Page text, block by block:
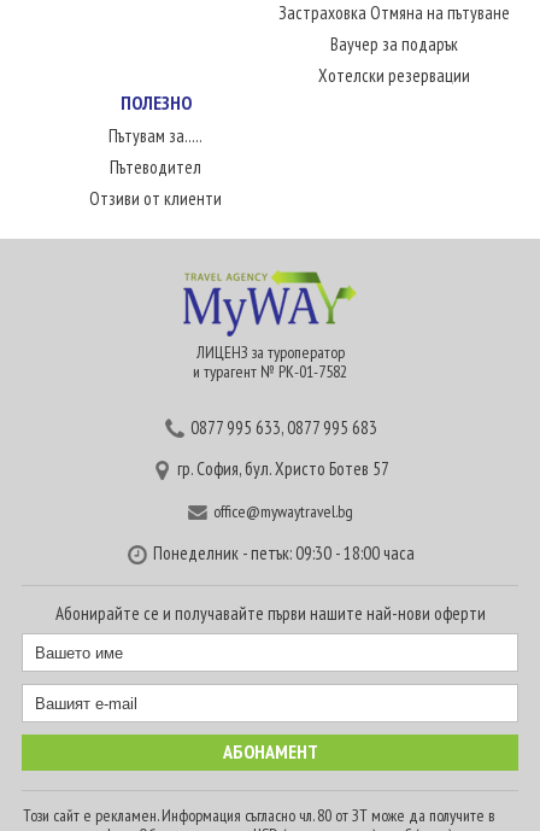
Застраховка Отмяна на пътуване
Ваучер за подарък
Хотелски резервации
ПОЛЕЗНО
Пътувам за.....
Пътеводител
Отзиви от клиенти
ЛИЦЕНЗ за туроператор
и турагент № РК-01-7582
0877 995 633,0877 995 683
гр. София, бул. Христо Ботев 57
office@mywaytravel.bg
Понеделник - петък: 09:30 - 18:00 часа
Абонирайте се и получавайте първи нашите най-нови оферти
Този сайт е рекламен. Информация съгласно чл. 80 от ЗТ може да получите в